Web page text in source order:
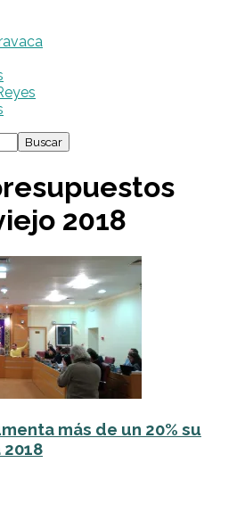
2018
más de un 20% su